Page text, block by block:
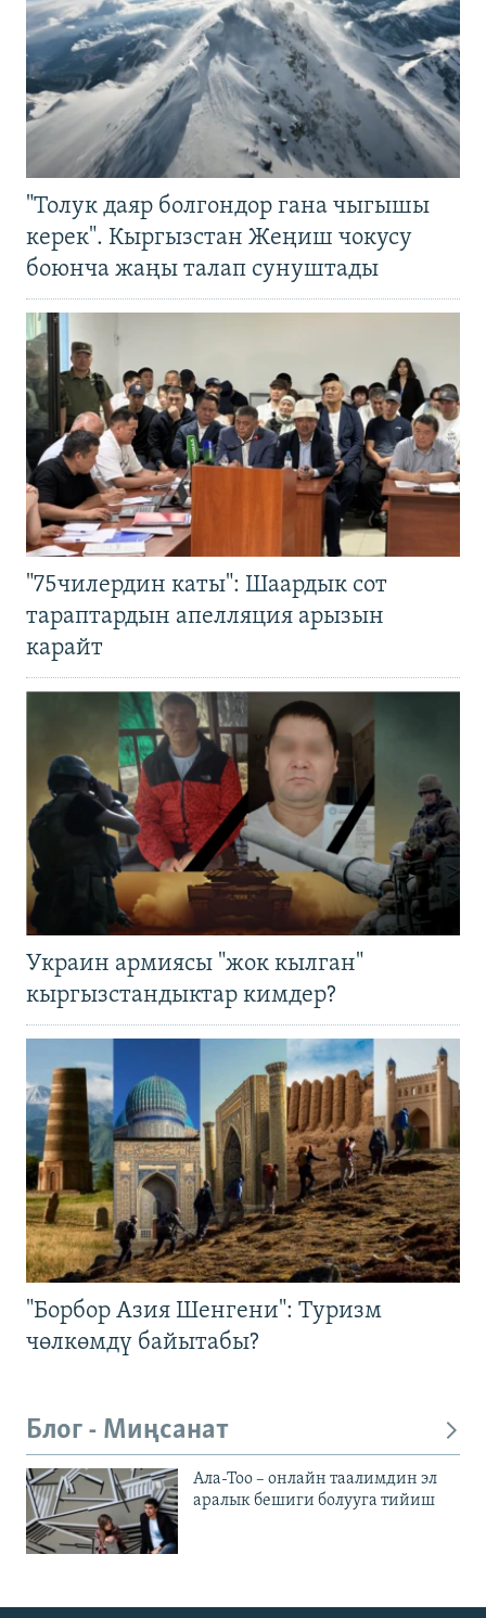
"Толук даяр болгондор гана чыгышы
керек". Кыргызстан Жеңиш чокусу
боюнча жаңы талап сунуштады
"75чилердин каты": Шаардык сот
тараптардын апелляция арызын
карайт
Украин армиясы "жок кылган"
кыргызстандыктар кимдер?
"Борбор Азия Шенгени": Туризм
чөлкөмдү байытабы?
Блог - Миңсанат
Ала-Тоо – онлайн таалимдин эл
аралык бешиги болууга тийиш